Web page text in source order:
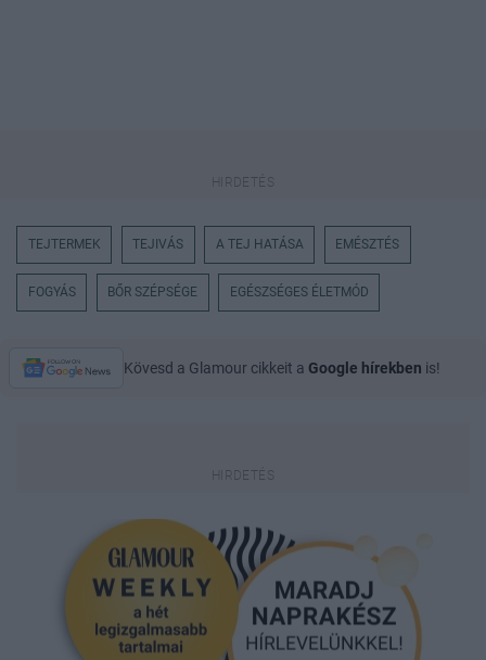
TEJTERMEK TEJIVÁS A TEJ HATÁSA EMÉSZTÉS
FOGYÁS BŐR SZÉPSÉGE EGÉSZSÉGES ÉLETMÓD
Kövesd a Glamour cikkeit a Google hírekben is!